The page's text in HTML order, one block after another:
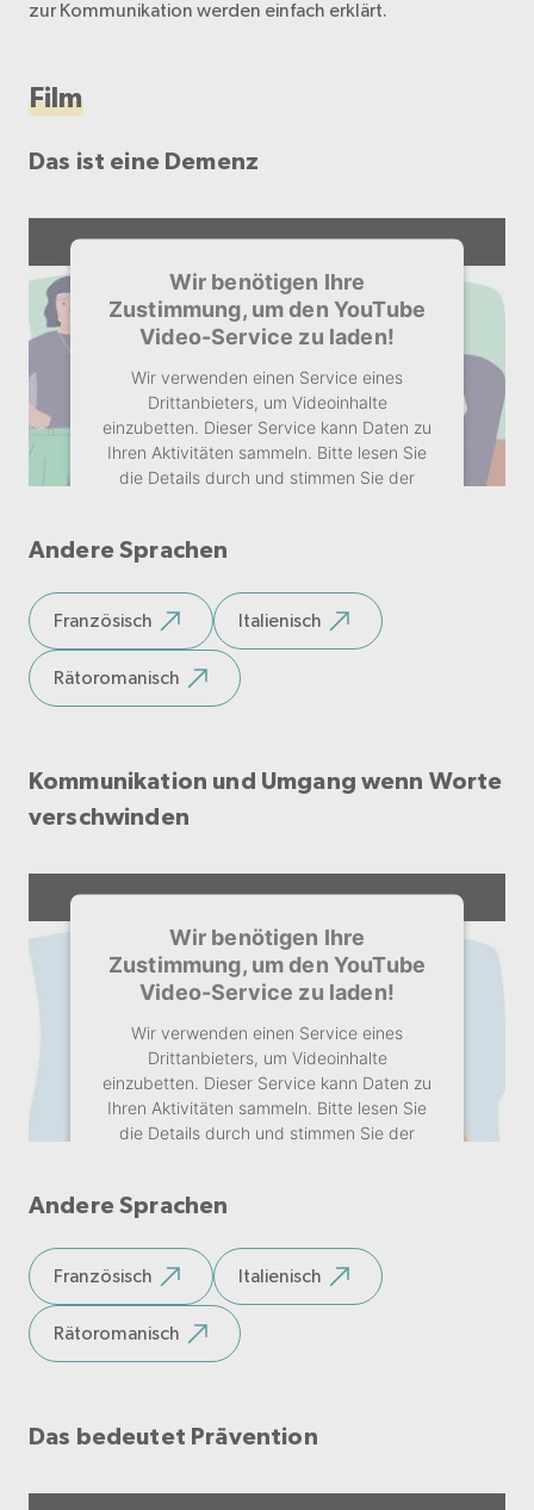
zur Kommunikation werden einfach erklärt.
Film
Das ist eine Demenz
Wir benötigen Ihre
Zustimmung, um den YouTube
Video-Service zu laden!
Wir verwenden einen Service eines
Drittanbieters, um Videoinhalte
einzubetten. Dieser Service kann Daten zu
Ihren Aktivitäten sammeln. Bitte lesen Sie
die Details durch und stimmen Sie der
Akzeptieren
Andere Sprachen
Französisch Italienisch
Rätoromanisch
Kommunikation und Umgang wenn Worte
verschwinden
Wir benötigen Ihre
Zustimmung, um den YouTube
Video-Service zu laden!
Wir verwenden einen Service eines
Drittanbieters, um Videoinhalte
einzubetten. Dieser Service kann Daten zu
Ihren Aktivitäten sammeln. Bitte lesen Sie
die Details durch und stimmen Sie der
Akzeptieren
Andere Sprachen
Französisch Italienisch
Rätoromanisch
Das bedeutet Prävention